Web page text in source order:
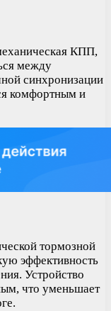
КПП,
между
синхронизации
комфортным и
тормозной
эффективность
Устройство
что уменьшает